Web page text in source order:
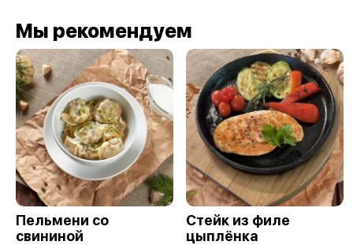
Мы рекомендуем
Пельмени со
свининой
Стейк из филе
цыплёнка